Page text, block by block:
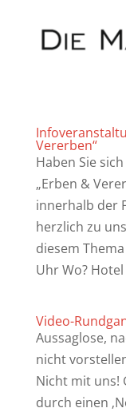
Vererben“
Haben Sie
„Erben &
innerhalb der
herzlich zu
diesem
Uhr Wo?
Video-
Aussaglose,
nicht
Nicht mit uns!
durch einen